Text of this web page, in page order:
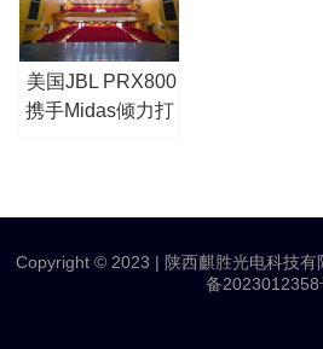
美国JBL PRX800
携手Midas倾力打
Copyright © 2023 | 陕西麒胜光电科技
备2023012358